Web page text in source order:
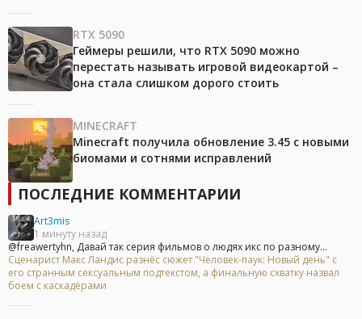
RTX 5090
Геймеры решили, что RTX 5090 можно
перестать называть игровой видеокартой –
она стала слишком дорого стоить
MINECRAFT
Minecraft получила обновление 3.45 с новыми
биомами и сотнями исправлений
ПОСЛЕДНИЕ КОММЕНТАРИИ
Art3mis
1 минуту назад
@freawertyhn, Давай так серия фильмов о людях икс по разному...
Сценарист Макс Ландис разнёс сюжет "Человек-паук: Новый день" с
его странным сексуальным подтекстом, а финальную схватку назвал
боем с каскадёрами